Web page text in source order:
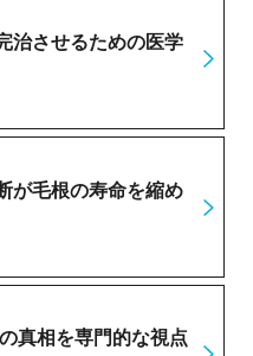
治させるための医学
が毛根の寿命を縮め
真相を専門的な視点